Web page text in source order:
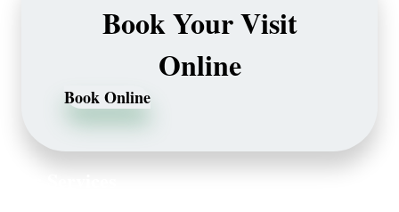
Book Your Visit
Online
Book Online